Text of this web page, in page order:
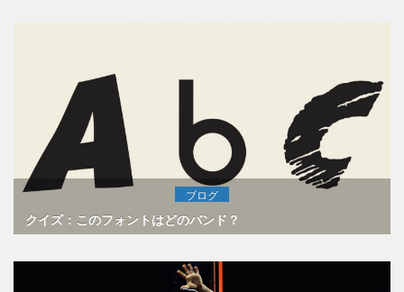
ブログ
クイズ：このフォントはどのバンド？